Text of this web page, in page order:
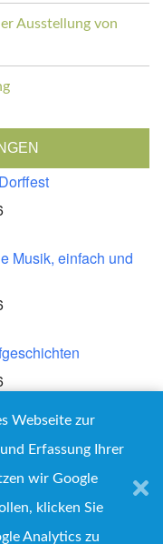
Ausstellung von
Musik, einfach und
Leben e.V.
Webseite zur
Erfassung Ihrer
wir Google
klicken Sie
Analytics zu